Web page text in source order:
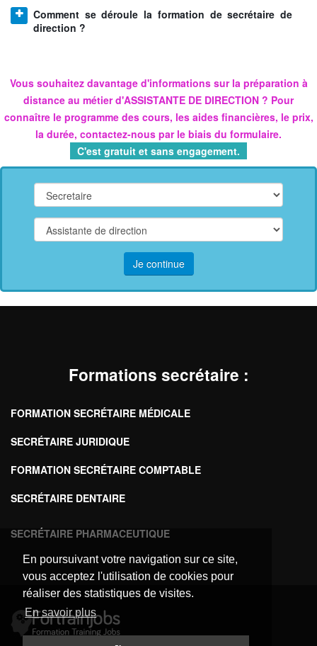
En poursuivant votre navigation sur ce site,
vous acceptez l'utilisation de cookies pour
réaliser des statistiques de visites.
En savoir plus
Comment se déroule la formation de secrétaire de
direction ?
Vous souhaitez davantage d'informations sur la préparation à
distance au métierd'ASSISTANTE DE DIRECTION ? Pour
connaître le programme des cours, les aides financières, le prix,
la durée, contactez-nous par le biais du formulaire.
C'est gratuit et sans engagement.
Je continue
Formations secrétaire :
FORMATION SECRÉTAIRE MÉDICALE
SECRÉTAIRE JURIDIQUE
FORMATION SECRÉTAIRE COMPTABLE
SECRÉTAIRE DENTAIRE
SECRÉTAIRE PHARMACEUTIQUE